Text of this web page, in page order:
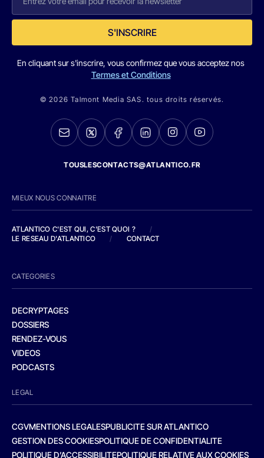
S'INSCRIRE
En cliquant sur s'inscrire, vous confirmez que vous acceptez nos
Termes et Conditions
© 2026 Talmont Media SAS. tous droits réservés.
TOUSLESCONTACTS@ATLANTICO.FR
MIEUX NOUS CONNAITRE
ATLANTICO C'EST QUI, C'EST QUOI ?
/
LE RESEAU D'ATLANTICO
/ CONTACT
CATEGORIES
DECRYPTAGES
DOSSIERS
RENDEZ-VOUS
VIDEOS
PODCASTS
LEGAL
CGVMENTIONS LEGALESPUBLICITE SUR ATLANTICO
GESTION DES COOKIESPOLITIQUE DE CONFIDENTIALITE
POLITIQUE D’ACCESSIBILITEPOLITIQUE RELATIVE AUX COOKIES